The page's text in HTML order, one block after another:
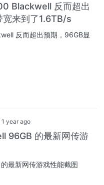
Blackwell 反而超出
宽来到了1.6TB/s
反而超出预期，96GB显
1 year ago
96GB 的最新网传游
最新网传游戏性能截图